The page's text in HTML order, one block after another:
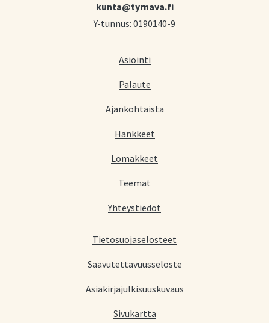
kunta@tyrnava.fi
Y-tunnus: 0190140-9
Asiointi
Palaute
Ajankohtaista
Hankkeet
Lomakkeet
Teemat
Yhteystiedot
Tietosuojaselosteet
Saavutettavuusseloste
Asiakirjajulkisuuskuvaus
Sivukartta